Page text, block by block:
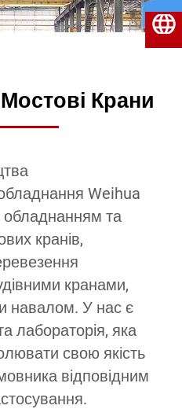
Крани
Weihua
обладнанням та
кранів,
кранами,
навалом. У нас є
лабораторія, яка
свою якість
відповідним
Українська